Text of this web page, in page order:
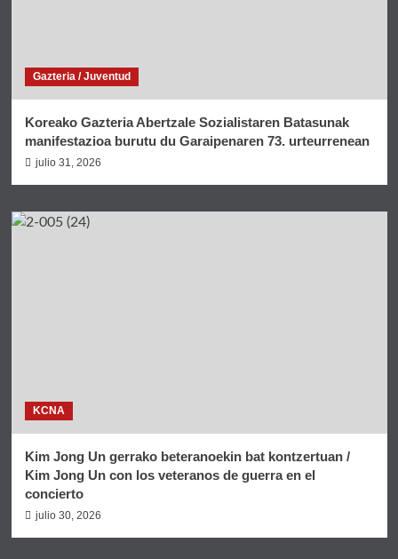
Gazteria / Juventud
Koreako Gazteria Abertzale Sozialistaren Batasunak
manifestazioa burutu du Garaipenaren 73. urteurrenean
julio 31, 2026
KCNA
Kim Jong Un gerrako beteranoekin bat kontzertuan /
Kim Jong Un con los veteranos de guerra en el
concierto
julio 30, 2026